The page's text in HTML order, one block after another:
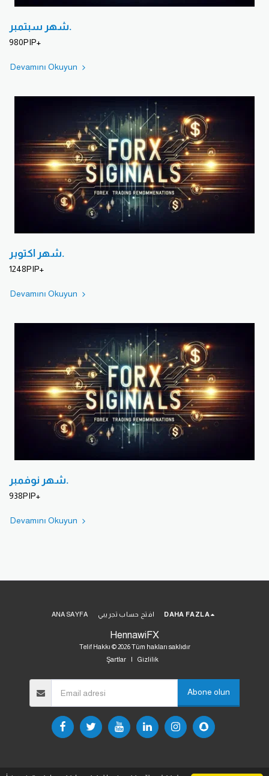
شهر سبتمبر.
980PIP+
Devamını Okuyun
شهر اكتوبر.
1248PIP+
Devamını Okuyun
شهر نوفمبر.
938PIP+
Devamını Okuyun
HennawiFX
Telif Hakkı © 2026 Tüm hakları saklıdır
Şartlar| Gizlilik
ANA SAYFA افتح حساب تجريبي DAHA FAZLA
Abone olun